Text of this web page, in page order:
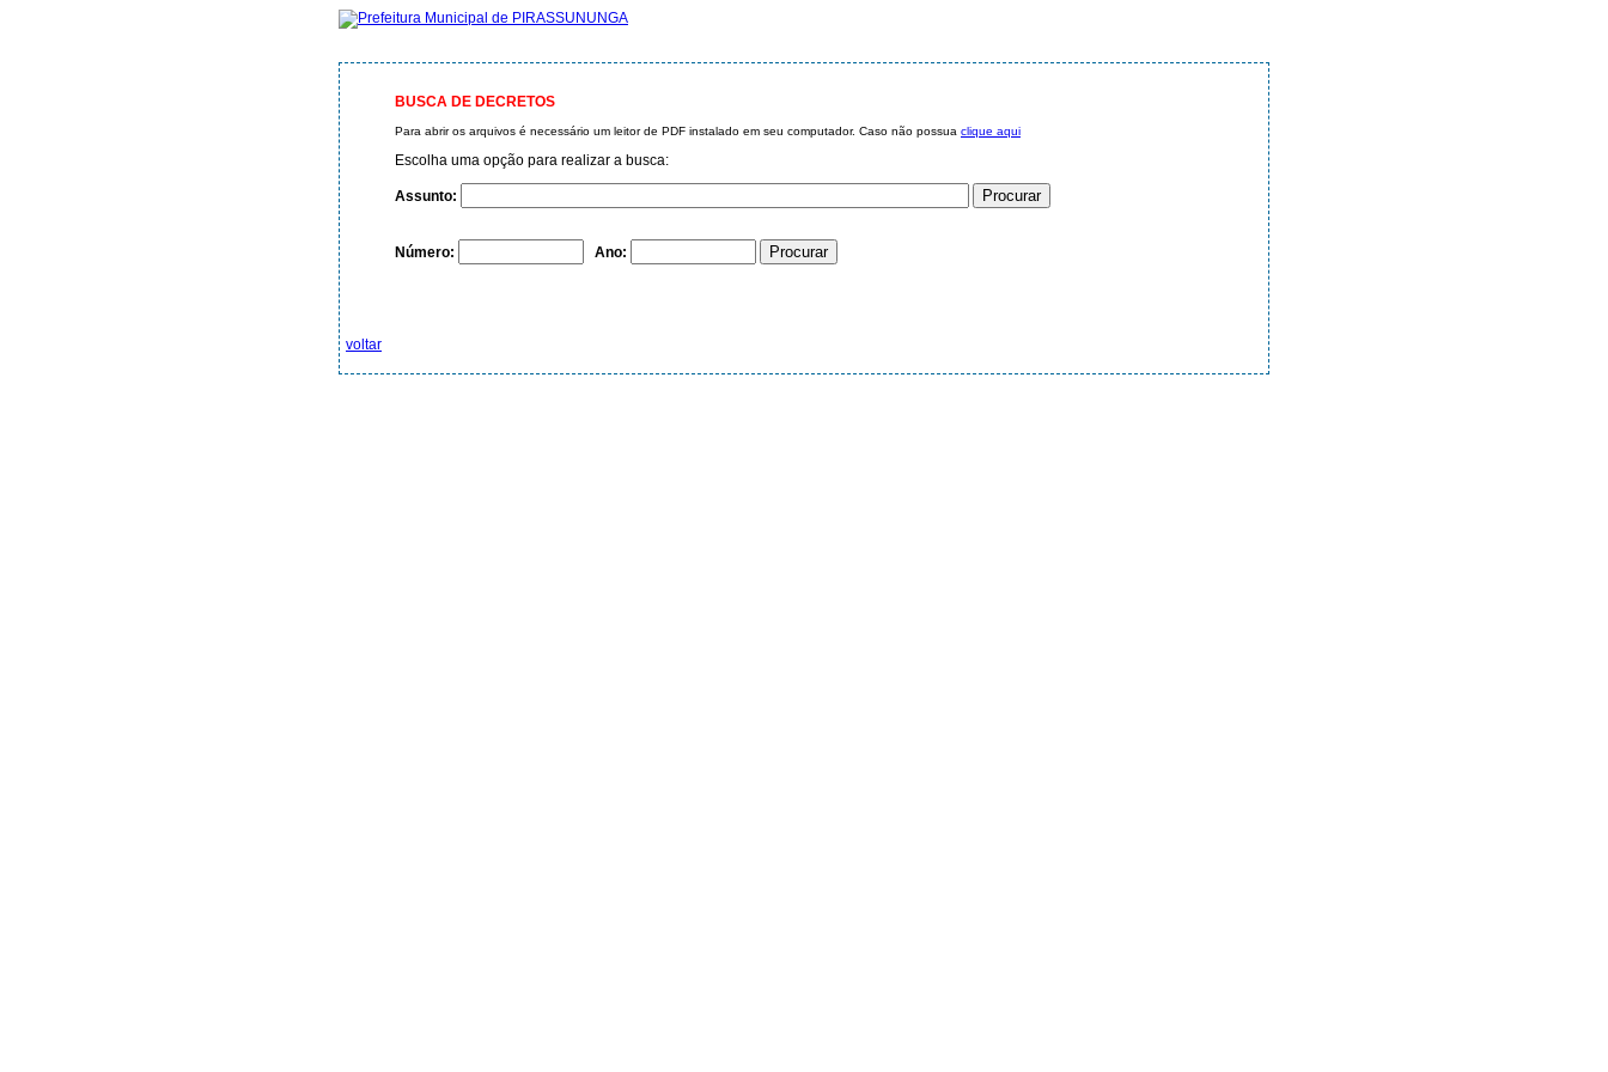
BUSCA DE DECRETOS
Para abrir os arquivos é necessário um leitor de PDF instalado em seu computador. Caso não possua clique aqui
Escolha uma opção para realizar a busca:
Assunto:
Número: Ano:
voltar